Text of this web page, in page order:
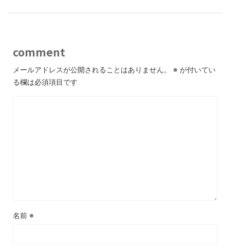
comment
メールアドレスが公開されることはありません。 ※ が付いてい
る欄は必須項目です
名前 ※